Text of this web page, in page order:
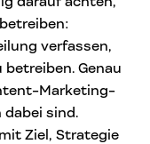
verfassen,
betreiben. Genau
Marketing-
dabei sind.
Ziel, Strategie